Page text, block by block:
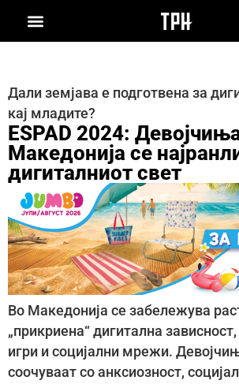
Дали земјава е подготвена за
кај младите?
ESPAD 2024:
Македонија се
дигиталниот свет
Во Македонија се забележува
„прикриена“ дигитална
игри и социјални мрежи.
соочуваат со анксиозност,